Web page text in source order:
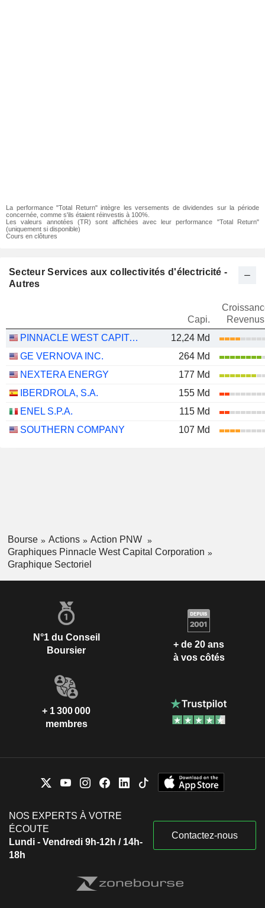
La performance "Total Return" intègre les versements de dividendes sur la période
concernée, comme s'ils étaient réinvestis à 100%.
Les valeurs annotées (TR) sont affichées avec leur performance "Total Return"
(uniquement si disponible)
Cours en clôtures
Secteur Services aux collectivités d'électricité -
Autres
Capi.
Revenus
PINNACLE WEST CAPITAL CORPORATION
12,24 Md
GE VERNOVA INC.
264 Md
NEXTERA ENERGY
177 Md
IBERDROLA, S.A.
155 Md
ENEL S.P.A.
115 Md
SOUTHERN COMPANY
107 Md
Bourse Actions
Action PNW
Graphiques Pinnacle West Capital Corporation
Graphique Sectoriel
N°1 du Conseil
Boursier
+ de 20 ans
à vos côtés
+ 1 300 000
membres
NOS EXPERTS À VOTRE
ÉCOUTE
Lundi - Vendredi 9h-12h / 14h-
18h
Contactez-nous